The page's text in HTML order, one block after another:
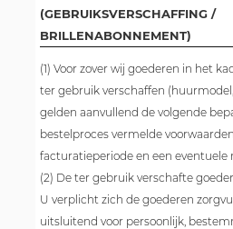
(GEBRUIKSVERSCHAFFING /
BRILLENABONNEMENT)
(1) Voor zover wij goederen in het
ter gebruik verschaffen
gelden aanvullend de volgende
bestelproces vermelde
facturatieperiode en een eventuele
(2) De ter gebruik verschafte
U verplicht zich de goederen
uitsluitend voor persoonlijk,